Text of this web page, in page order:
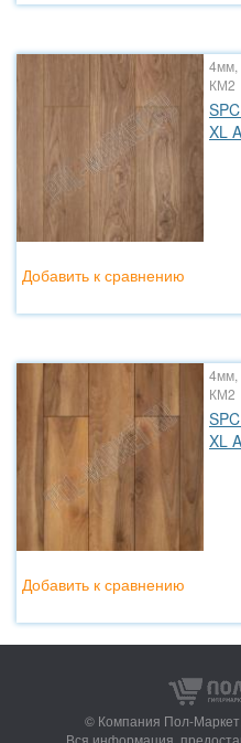
4мм,
КМ2
XL
Добавить к сравнению
4мм,
КМ2
XL
Добавить к сравнению
© Компания Пол-Маркет,
Вся информация,